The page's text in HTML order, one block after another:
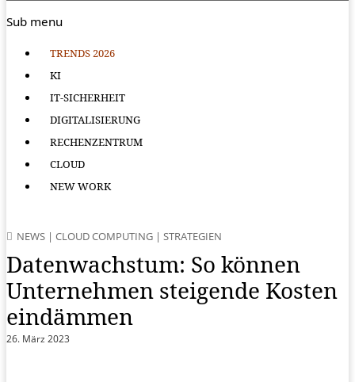
Sub menu
TRENDS 2026
KI
IT-SICHERHEIT
DIGITALISIERUNG
RECHENZENTRUM
CLOUD
NEW WORK
NEWS | CLOUD COMPUTING | STRATEGIEN
Datenwachstum: So können
Unternehmen steigende Kosten
eindämmen
26. März 2023